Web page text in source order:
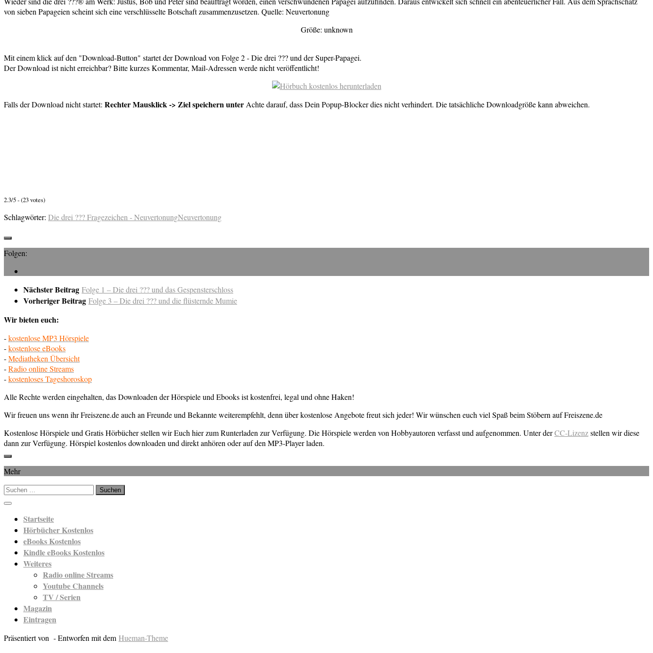
von sieben Papageien scheint sich eine verschlüsselte Botschaft zusammenzusetzen. Quelle: Neuvertonung
Größe: unknown
Mit einem klick auf den "Download-Button" startet der Download von Folge 2 - Die drei ??? und der Super-Papagei.
Der Download ist nicht erreichbar? Bitte kurzes Kommentar, Mail-Adressen werde nicht veröffentlicht!
Falls der Download nicht startet: Rechter Mausklick -> Ziel speichern unter Achte darauf, dass Dein Popup-Blocker dies nicht verhindert. Die tatsächliche Downloadgröße kann abweichen.
2.3/5 - (23 votes)
Schlagwörter: Die drei ??? Fragezeichen - NeuvertonungNeuvertonung
Folgen:
Nächster Beitrag Folge 1 – Die drei ??? und das Gespensterschloss
Vorheriger Beitrag Folge 3 – Die drei ??? und die flüsternde Mumie
Wir bieten euch:
-kostenlose MP3 Hörspiele
-kostenlose eBooks
-Mediatheken Übersicht
-Radio online Streams
-kostenloses Tageshoroskop
Alle Rechte werden eingehalten, das Downloaden der Hörspiele und Ebooks ist kostenfrei, legal und ohne Haken!
Wir freuen uns wenn ihr Freiszene.de auch an Freunde und Bekannte weiterempfehlt, denn über kostenlose Angebote freut sich jeder! Wir wünschen euch viel Spaß beim Stöbern auf Freiszene.de
Kostenlose Hörspiele und Gratis Hörbücher stellen wir Euch hier zum Runterladen zur Verfügung. Die Hörspiele werden von Hobbyautoren verfasst und aufgenommen. Unter derCC-Lizenzstellen wir diese
dann zur Verfügung. Hörspiel kostenlos downloaden und direkt anhören oder auf den MP3-Player laden.
Mehr
Suchen
nach:
Startseite
Hörbücher Kostenlos
eBooks Kostenlos
Kindle eBooks Kostenlos
Weiteres
Radio online Streams
Youtube Channels
TV / Serien
Magazin
Eintragen
Präsentiert von - Entworfen mit dem Hueman-Theme